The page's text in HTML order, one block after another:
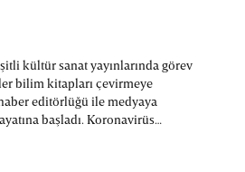
kültür sanat yayınlarında görev
bilim kitapları çevirmeye
editörlüğü ile medyaya
başladı. Koronavirüs
birlikte sağlık ve bilim